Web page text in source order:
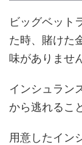
ビッグベット
た時、賭けた
味がありませ
インシュラン
から逃れるこ
用意したイン